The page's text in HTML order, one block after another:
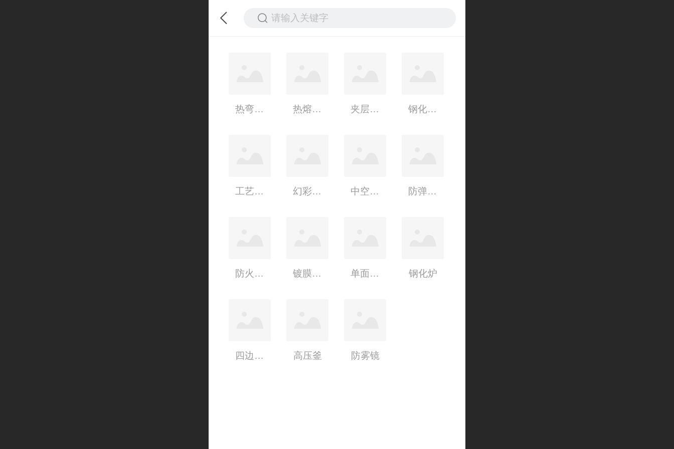
请输入关键字
热弯玻璃 热熔玻璃 夹层玻璃 钢化玻璃
工艺玻璃 幻彩、化工玻璃 中空玻璃 防弹玻璃
防火玻璃 镀膜玻璃 单面透视玻璃 钢化炉
四边磨连线 高压釜 防雾镜